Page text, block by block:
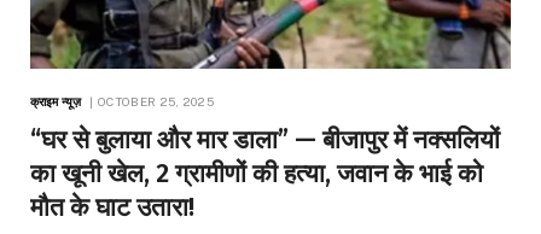
क्राइम न्यूज़ OCTOBER 25, 2025
“घर से बुलाया और मार डाला” — बीजापुर में नक्सलियों
का खूनी खेल, 2 ग्रामीणों की हत्या, जवान के भाई को
मौत के घाट उतारा!